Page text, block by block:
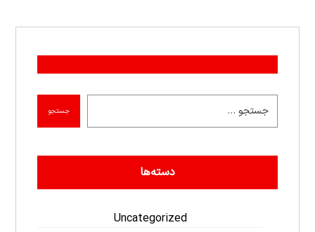
جستجو
دسته‌ها
Uncategorized